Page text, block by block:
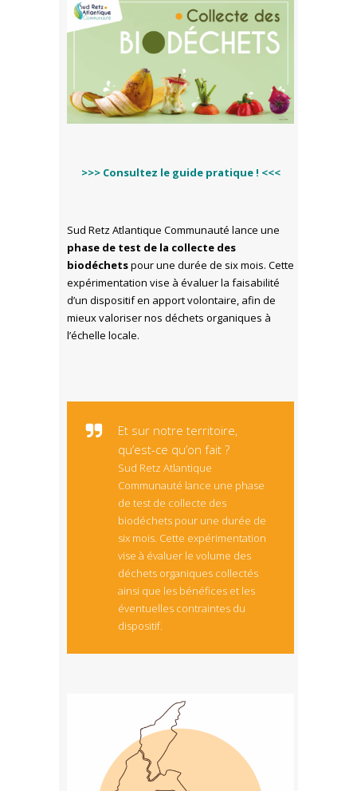
>>> Consultez le guide pratique ! <<<
Sud Retz Atlantique Communauté lance une
phase de test de la collecte des
biodéchetspour une durée de six mois. Cette
expérimentation vise à évaluer la faisabilité
d’un dispositif en apport volontaire, afin de
mieux valoriser nos déchets organiques à
l’échelle locale.
Et sur notre territoire,
qu’est-ce qu’on fait ?
Sud Retz Atlantique
Communauté lance une phase
de test de collecte des
biodéchets pour une durée de
six mois. Cette expérimentation
vise à évaluer le volume des
déchets organiques collectés
ainsi que les bénéfices et les
éventuelles contraintes du
dispositif.